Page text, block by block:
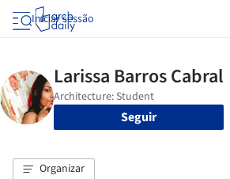
Iniciar sessão
Seguir
Organizar